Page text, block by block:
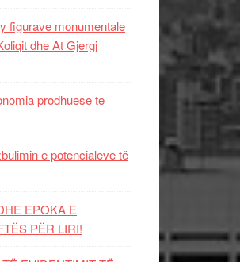
figurave monumentale
dhe At Gjergj
prodhuese te
e potencialeve të
EPOKA E
PЁR LIRI!